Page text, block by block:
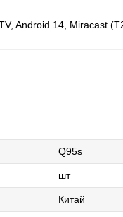
Android 14, Miracast
Q95s
шт
Китай